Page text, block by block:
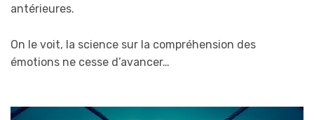
antérieures.
On le voit, la science sur la compréhension des
émotions ne cesse d’avancer…